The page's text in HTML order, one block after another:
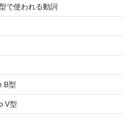
で使われる動詞
B型
V型